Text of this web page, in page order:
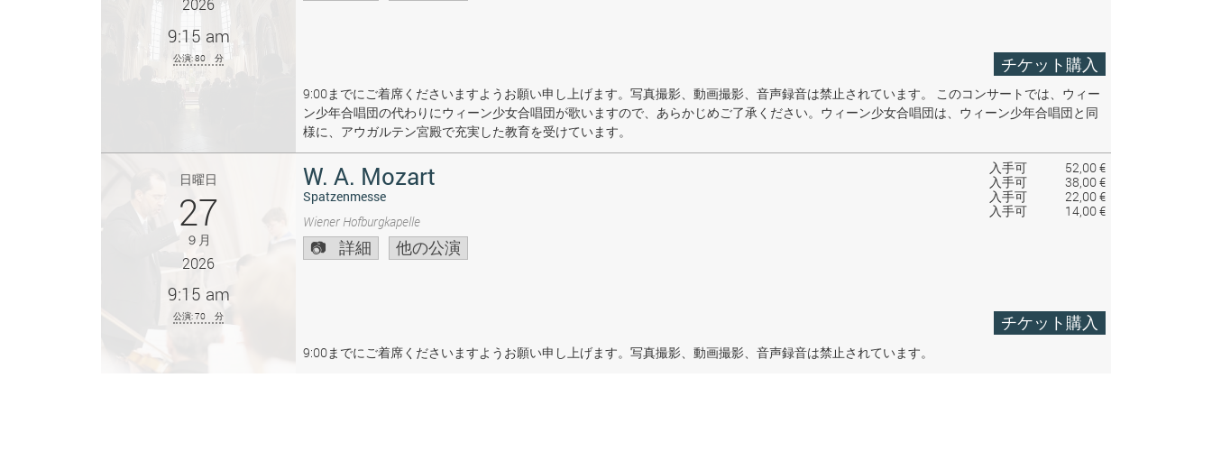
2026
9:15 am
公演: 80 分 チケット購入
9:00までにご着席くださいますようお願い申し上げます。写真撮影、動画撮影、音声録音は禁止されています。 このコンサートでは、ウィー
ン少年合唱団の代わりにウィーン少女合唱団が歌いますので、あらかじめご了承ください。ウィーン少女合唱団は、ウィーン少年合唱団と同
様に、アウガルテン宮殿で充実した教育を受けています。
入手可
52,00 €
入手可
38,00 €
入手可
22,00 €
入手可
14,00 €
日曜日
27
９月
2026
9:15 am
公演: 70 分
W. A. Mozart
Spatzenmesse
Wiener Hofburgkapelle
詳細 他の公演
チケット購入
9:00までにご着席くださいますようお願い申し上げます。写真撮影、動画撮影、音声録音は禁止されています。